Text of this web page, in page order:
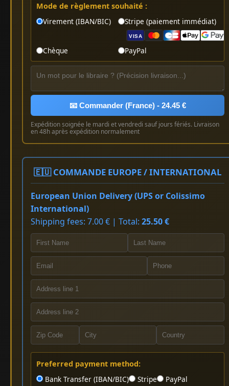
Mode de règlement souhaité :
Virement (IBAN/BIC)
Stripe (paiement immédiat)
VISA
Chèque PayPal
📧 Commander (France) - 24.45 €
Expédition soignée le mardi et vendredi sauf jours fériés. Livraison
en 48h après expédition normalement
🇪🇺 COMMANDE EUROPE / INTERNATIONAL
European Union Delivery (UPS or Colissimo
International)
Shipping fees: 7.00 € | Total: 25.50 €
Preferred payment method:
Bank Transfer (IBAN/BIC)
Stripe PayPal